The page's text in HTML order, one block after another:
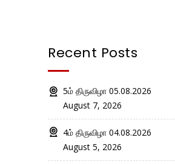
Recent Posts
5ம் திருவிழா 05.08.2026
August 7, 2026
4ம் திருவிழா 04.08.2026
August 5, 2026